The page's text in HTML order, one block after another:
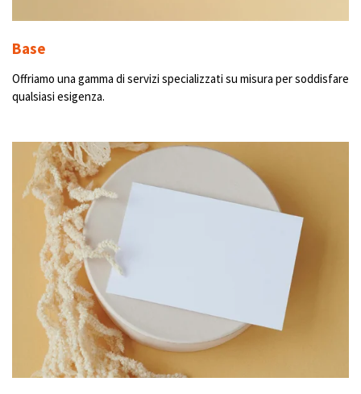
Base
Offriamo una gamma di servizi specializzati su misura per soddisfare
qualsiasi esigenza.